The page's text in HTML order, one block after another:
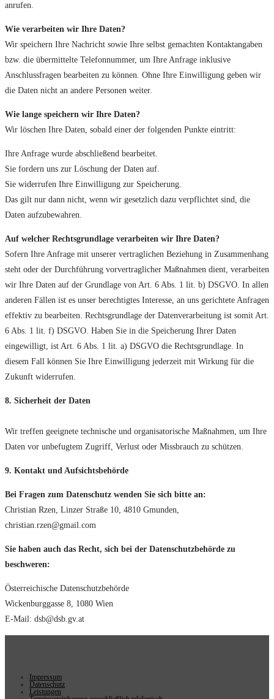
anrufen.
Wie verarbeiten wir Ihre Daten?
Wir speichern Ihre Nachricht sowie Ihre selbst gemachten Kontaktangaben
bzw. die übermittelte Telefonnummer, um Ihre Anfrage inklusive
Anschlussfragen bearbeiten zu können. Ohne Ihre Einwilligung geben wir
die Daten nicht an andere Personen weiter.
Wie lange speichern wir Ihre Daten?
Wir löschen Ihre Daten, sobald einer der folgenden Punkte eintritt:
Ihre Anfrage wurde abschließend bearbeitet.
Sie fordern uns zur Löschung der Daten auf.
Sie widerrufen Ihre Einwilligung zur Speicherung.
Das gilt nur dann nicht, wenn wir gesetzlich dazu verpflichtet sind, die
Daten aufzubewahren.
Auf welcher Rechtsgrundlage verarbeiten wir Ihre Daten?
Sofern Ihre Anfrage mit unserer vertraglichen Beziehung in Zusammenhang
steht oder der Durchführung vorvertraglicher Maßnahmen dient, verarbeiten
wir Ihre Daten auf der Grundlage von Art. 6 Abs. 1 lit. b) DSGVO. In allen
anderen Fällen ist es unser berechtigtes Interesse, an uns gerichtete Anfragen
effektiv zu bearbeiten. Rechtsgrundlage der Datenverarbeitung ist somit Art.
6 Abs. 1 lit. f) DSGVO. Haben Sie in die Speicherung Ihrer Daten
eingewilligt, ist Art. 6 Abs. 1 lit. a) DSGVO die Rechtsgrundlage. In
diesem Fall können Sie Ihre Einwilligung jederzeit mit Wirkung für die
Zukunft widerrufen.
8. Sicherheit der Daten
Wir treffen geeignete technische und organisatorische Maßnahmen, um Ihre
Daten vor unbefugtem Zugriff, Verlust oder Missbrauch zu schützen.
9. Kontakt und Aufsichtsbehörde
Bei Fragen zum Datenschutz wenden Sie sich bitte an:
Christian Rzen, Linzer Straße 10, 4810 Gmunden,
christian.rzen@gmail.com
Sie haben auch das Recht, sich bei der Datenschutzbehörde zu
beschweren:
Österreichische Datenschutzbehörde
Wickenburggasse 8, 1080 Wien
E-Mail: dsb@dsb.gv.at
Impressum
Datenschutz
Leistungen